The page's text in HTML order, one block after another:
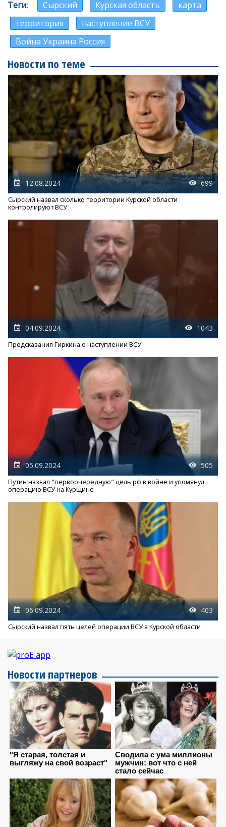
Теги Сырский Курская область
карта
территория
наступление ВСУ
Война Украина Россия
Новости по теме
12.08.2024 699
Сырский назвал сколько территории Курской области
контролируют ВСУ
04.09.2024 1043
Предсказания Гиркина о наступлении ВСУ
05.09.2024 505
Путин назвал "первоочередную" цель рф в войне и упомянул
операцию ВСУ на Курщине
06.09.2024 403
Сырский назвал пять целей операции ВСУ в Курской области
Новости партнеров